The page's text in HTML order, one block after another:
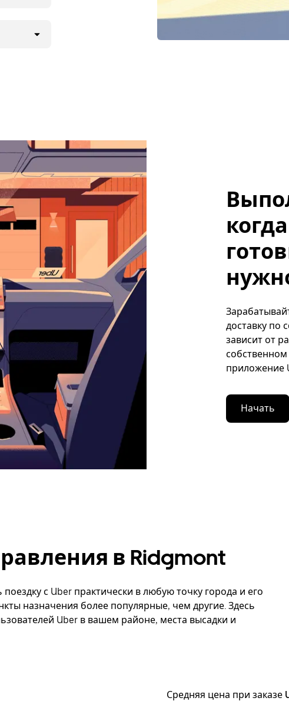
доставку по
зависит от
приложение
Начать
в Ridgmont
с Uber практически в любую точку города и его
назначения более популярные, чем другие. Здесь
Uber в вашем районе, места высадки и
Средняя цена при заказе